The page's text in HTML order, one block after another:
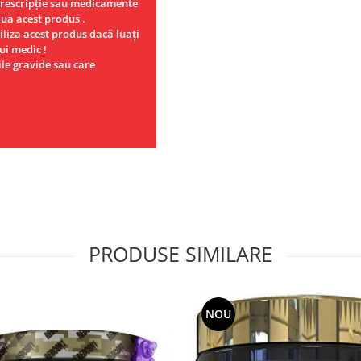
sau medicamente
acest produs .
acest produs dacă luaţi
medic !
gravide sau care
PRODUSE SIMILARE
NOU